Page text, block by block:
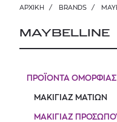
ΑΡΧΙΚΉ / BRANDS /
MAYBELLINE
ΠΡΟΪΟΝΤΑ ΟΜΟΡΦΙΑΣ
ΜΑΚΙΓΙΑΖ ΜΑΤΙΩΝ
ΜΑΚΙΓΙΑΖ